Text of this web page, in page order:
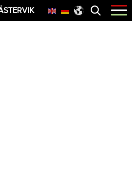
Öppna
menyn